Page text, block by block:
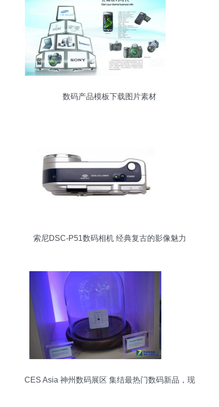
数码产品模板下载图片素材
索尼DSC-P51数码相机 经典复古的影像魅力
CES Asia 神州数码展区 集结最热门数码新品，现